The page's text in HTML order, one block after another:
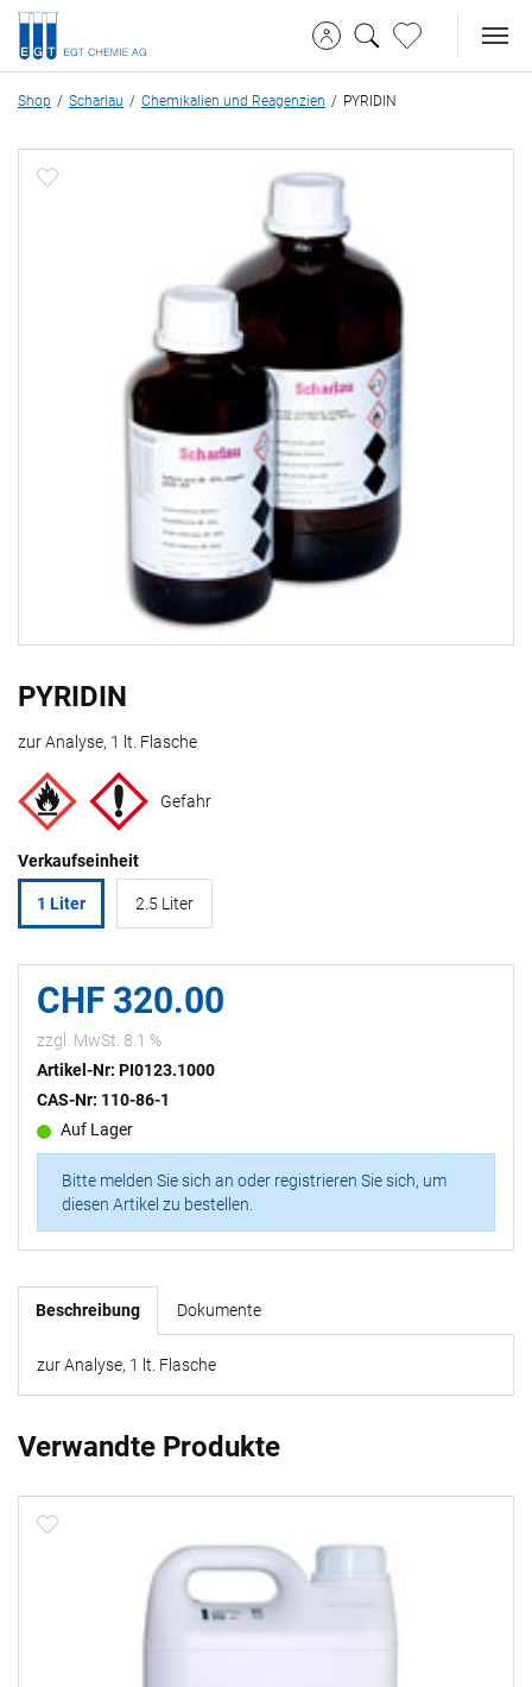
Shop Scharlau Chemikalien und Reagenzien PYRIDIN
PYRIDIN
zur Analyse, 1 lt. Flasche
Gefahr
Verkaufseinheit
1 Liter 2.5 Liter
CHF 320.00
zzgl. MwSt. 8.1 %
Artikel-Nr: PI0123.1000
CAS-Nr: 110-86-1
Auf Lager
Bitte melden Sie sich an oder registrieren Sie sich, um
diesen Artikel zu bestellen.
Beschreibung Dokumente
zur Analyse, 1 lt. Flasche
Verwandte Produkte